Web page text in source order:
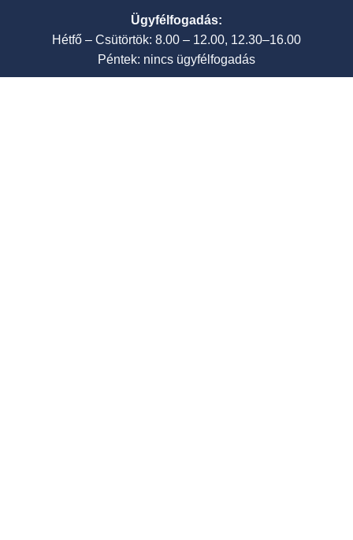
Ügyfélfogadás:
Hétfő – Csütörtök: 8.00 – 12.00, 12.30–16.00
Péntek: nincs ügyfélfogadás